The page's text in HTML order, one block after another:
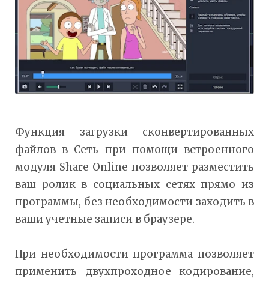
Функция загрузки сконвертированных
файлов в Сеть при помощи встроенного
модуля Share Online позволяет разместить
ваш ролик в социальных сетях прямо из
программы, без необходимости заходить в
ваши учетные записи в браузере.
При необходимости программа позволяет
применить двухпроходное кодирование,